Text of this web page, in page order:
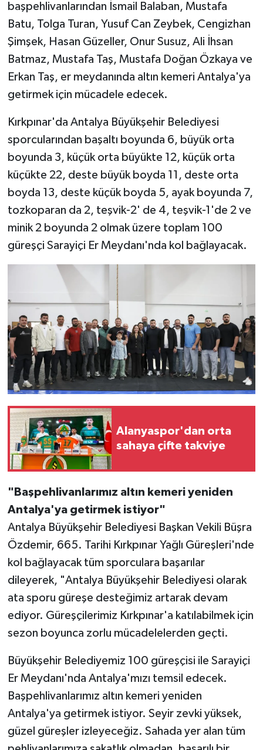
başpehlivanlarından İsmail Balaban, Mustafa
Batu, Tolga Turan, Yusuf Can Zeybek, Cengizhan
Şimşek, Hasan Güzeller, Onur Susuz, Ali İhsan
Batmaz, Mustafa Taş, Mustafa Doğan Özkaya ve
Erkan Taş, er meydanında altın kemeri Antalya'ya
getirmek için mücadele edecek.
Kırkpınar'da Antalya Büyükşehir Belediyesi
sporcularından başaltı boyunda 6, büyük orta
boyunda 3, küçük orta büyükte 12, küçük orta
küçükte 22, deste büyük boyda 11, deste orta
boyda 13, deste küçük boyda 5, ayak boyunda 7,
tozkoparan da 2, teşvik-2' de 4, teşvik-1'de 2 ve
minik 2 boyunda 2 olmak üzere toplam 100
güreşçi Sarayiçi Er Meydanı'nda kol bağlayacak.
Alanyaspor'dan orta
sahaya çifte takviye
"Başpehlivanlarımız altın kemeri yeniden
Antalya'ya getirmek istiyor"
Antalya Büyükşehir Belediyesi Başkan Vekili Büşra
Özdemir, 665. Tarihi Kırkpınar Yağlı Güreşleri'nde
kol bağlayacak tüm sporculara başarılar
dileyerek, "Antalya Büyükşehir Belediyesi olarak
ata sporu güreşe desteğimiz artarak devam
ediyor. Güreşçilerimiz Kırkpınar'a katılabilmek için
sezon boyunca zorlu mücadelelerden geçti.
Büyükşehir Belediyemiz 100 güreşçisi ile Sarayiçi
Er Meydanı'nda Antalya'mızı temsil edecek.
Başpehlivanlarımız altın kemeri yeniden
Antalya'ya getirmek istiyor. Seyir zevki yüksek,
güzel güreşler izleyeceğiz. Sahada yer alan tüm